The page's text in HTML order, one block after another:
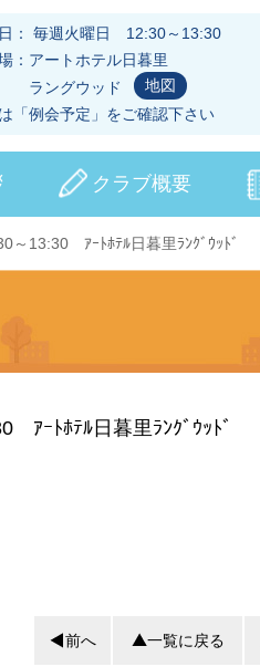
： 毎週火曜日 12:30～13:30
：アートホテル日暮里
グウッド
地図
「例会予定 」をご確認下さい
クラブ概要
13:30 ｱｰﾄﾎﾃﾙ日暮里ﾗﾝｸﾞｳｯﾄﾞ
ｱｰﾄﾎﾃﾙ日暮里ﾗﾝｸﾞｳｯﾄﾞ
前へ 一覧に戻る